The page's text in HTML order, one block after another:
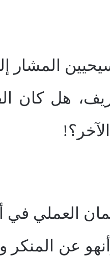
المشار
هل كان
العملي في
عن المنكر